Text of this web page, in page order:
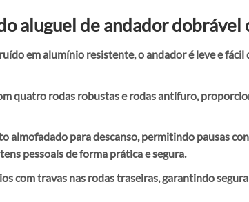
aluguel de andador dobrável
em alumínio resistente, o andador é leve e
quatro rodas robustas e rodas antifuro,
almofadado para descanso, permitindo pausas
pessoais de forma prática e segura.
com travas nas rodas traseiras, garantindo